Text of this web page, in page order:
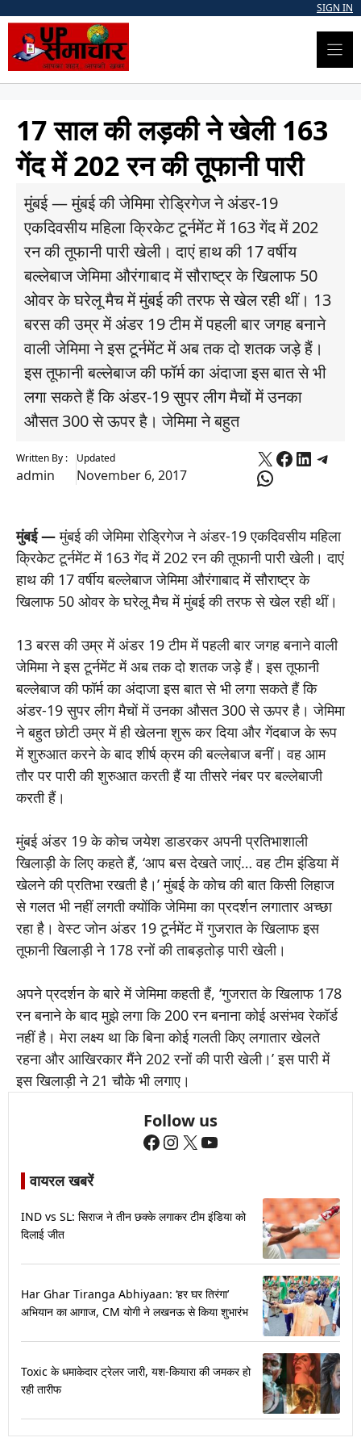
content
SIGN IN
17 साल की लड़की ने खेली 163
गेंद में 202 रन की तूफानी पारी
मुंबई — मुंबई की जेमिमा रोड्रिगेज ने अंडर-19
एकदिवसीय महिला क्रिकेट टूर्नमेंट में 163 गेंद में 202
रन की तूफानी पारी खेली। दाएं हाथ की 17 वर्षीय
बल्लेबाज जेमिमा औरंगाबाद में सौराष्ट्र के खिलाफ 50
ओवर के घरेलू मैच में मुंबई की तरफ से खेल रही थीं। 13
बरस की उम्र में अंडर 19 टीम में पहली बार जगह बनाने
वाली जेमिमा ने इस टूर्नमेंट में अब तक दो शतक जड़े हैं।
इस तूफानी बल्लेबाज की फॉर्म का अंदाजा इस बात से भी
लगा सकते हैं कि अंडर-19 सुपर लीग मैचों में उनका
औसत 300 से ऊपर है। जेमिमा ने बहुत
Written By :
admin
Updated
November 6, 2017
X Facebook
WhatsApp
मुंबई —मुंबई की जेमिमा रोड्रिगेज ने अंडर-19 एकदिवसीय महिला
क्रिकेट टूर्नमेंट में 163 गेंद में 202 रन की तूफानी पारी खेली। दाएं
हाथ की 17 वर्षीय बल्लेबाज जेमिमा औरंगाबाद में सौराष्ट्र के
खिलाफ 50 ओवर के घरेलू मैच में मुंबई की तरफ से खेल रही थीं।
13 बरस की उम्र में अंडर 19 टीम में पहली बार जगह बनाने वाली
जेमिमा ने इस टूर्नमेंट में अब तक दो शतक जड़े हैं। इस तूफानी
बल्लेबाज की फॉर्म का अंदाजा इस बात से भी लगा सकते हैं कि
अंडर-19 सुपर लीग मैचों में उनका औसत 300 से ऊपर है। जेमिमा
ने बहुत छोटी उम्र में ही खेलना शुरू कर दिया और गेंदबाज के रूप
में शुरुआत करने के बाद शीर्ष क्रम की बल्लेबाज बनीं। वह आम
तौर पर पारी की शुरुआत करती हैं या तीसरे नंबर पर बल्लेबाजी
करती हैं।
मुंबई अंडर 19 के कोच जयेश डाडरकर अपनी प्रतिभाशाली
खिलाड़ी के लिए कहते हैं, ‘आप बस देखते जाएं… वह टीम इंडिया में
खेलने की प्रतिभा रखती है।’ मुंबई के कोच की बात किसी लिहाज
से गलत भी नहीं लगती क्योंकि जेमिमा का प्रदर्शन लगातार अच्छा
रहा है। वेस्ट जोन अंडर 19 टूर्नमेंट में गुजरात के खिलाफ इस
तूफानी खिलाड़ी ने 178 रनों की ताबड़तोड़ पारी खेली।
अपने प्रदर्शन के बारे में जेमिमा कहती हैं, ‘गुजरात के खिलाफ 178
रन बनाने के बाद मुझे लगा कि 200 रन बनाना कोई असंभव रेकॉर्ड
नहीं है। मेरा लक्ष्य था कि बिना कोई गलती किए लगातार खेलते
रहना और आखिरकार मैंने 202 रनों की पारी खेली।’ इस पारी में
इस खिलाड़ी ने 21 चौके भी लगाए।
Follow us
Facebook
Instagram
X YouTube
वायरल खबरें
IND vs SL: सिराज ने तीन छक्के लगाकर टीम इंडिया को
दिलाई जीत
Har Ghar Tiranga Abhiyaan: ‘हर घर तिरंगा’
अभियान का आगाज, CM योगी ने लखनऊ से किया शुभारंभ
Toxic के धमाकेदार ट्रेलर जारी, यश-कियारा की जमकर हो
रही तारीफ